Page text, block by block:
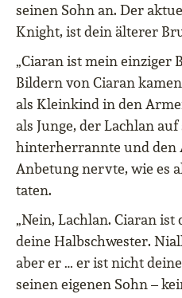
seinen Sohn an. Der
Knight, ist dein älterer
„Ciaran ist mein einziger
Bildern von Ciaran
als Kleinkind in den
als Junge, der Lachlan
hinterherrannte und den
Anbetung nervte, wie es
taten.
„Nein, Lachlan. Ciaran
deine Halbschwester.
aber er … er ist nicht
seinen eigenen Sohn –